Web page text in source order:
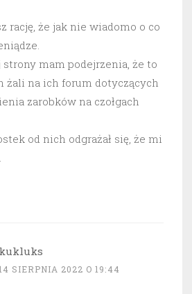
rację, że jak nie wiadomo o co
strony mam podejrzenia, że to
żali na ich forum dotyczących
zarobków na czołgach
od nich odgrażał się, że mi
kukluks
SIERPNIA 2022 O 19:44